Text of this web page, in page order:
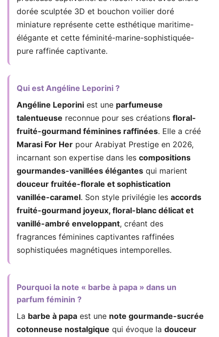
dorée sculptée 3D et bouchon voilier doré
miniature représente cette esthétique maritime-
élégante et cette féminité-marine-sophistiquée-
pure raffinée captivante.
Qui est Angéline Leporini ?
Angéline Leporini est une parfumeuse
talentueuse reconnue pour ses créations floral-
fruité-gourmand féminines raffinées. Elle a créé
Marasi For Her pour Arabiyat Prestige en 2026,
incarnant son expertise dans les compositions
gourmandes-vanillées élégantes qui marient
douceur fruitée-florale et sophistication
vanillée-caramel. Son style privilégie les accords
fruité-gourmand joyeux, floral-blanc délicat et
vanillé-ambré enveloppant, créant des
fragrances féminines captivantes raffinées
sophistiquées magnétiques intemporelles.
Pourquoi la note « barbe à papa » dans un
parfum féminin ?
La barbe à papa est une note gourmande-sucrée
cotonneuse nostalgique qui évoque la douceur